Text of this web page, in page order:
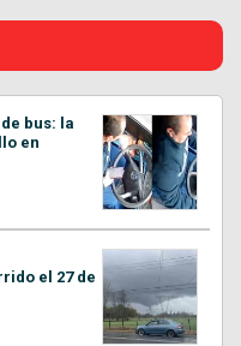
bus: la
en
el 27 de